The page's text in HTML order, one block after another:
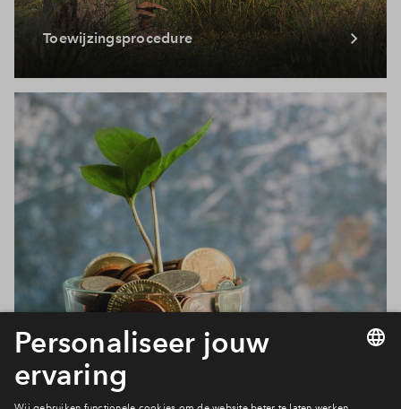
Toewijzingsprocedure